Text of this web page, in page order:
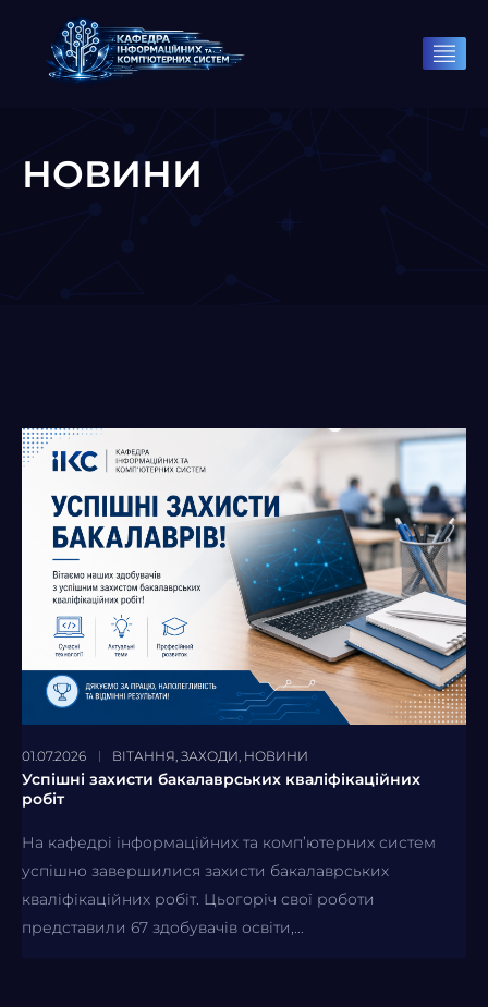
НОВИНИ
01.07.2026 ВІТАННЯ ЗАХОДИ НОВИНИ
Успішні захисти бакалаврських кваліфікаційних
робіт
На кафедрі інформаційних та комп’ютерних систем
успішно завершилися захисти бакалаврських
кваліфікаційних робіт. Цьогоріч свої роботи
представили 67 здобувачів освіти,...